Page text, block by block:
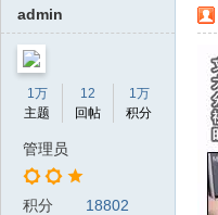
admin
1万
主题
12
回帖
1万
积分
管理员
积分 18802